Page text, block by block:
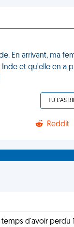
En arrivant, ma
et qu'elle en a
TU L'AS
Reddit
d'avoir perdu